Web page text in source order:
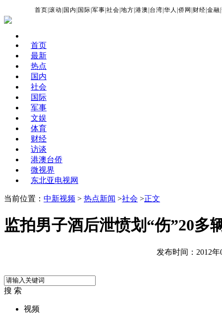
首页 |滚动 国内 国际 |军事 |社会 |地方 |港澳 台湾 |华人 |侨网 财经 |金融 |
首页
最新
热点
国内
社会
国际
军事
文娱
体育
财经
访谈
港澳台侨
微视界
东北亚电视网
当前位置： 中新视频 > 热点新闻 >社会 >正文
监拍男子酒后泄愤划“伤”20多
发布时间：2012年
搜 索
视频